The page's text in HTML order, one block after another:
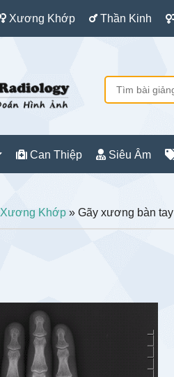
Xương Khớp Thần Kinh
Can Thiệp Siêu Âm
Xương Khớp » Gãy xương bàn tay